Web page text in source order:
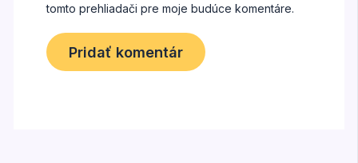
tomto prehliadači pre moje budúce komentáre.